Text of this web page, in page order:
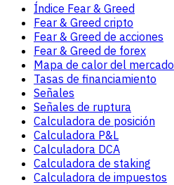
Índice Fear & Greed
Fear & Greed cripto
Fear & Greed de acciones
Fear & Greed de forex
Mapa de calor del mercado
Tasas de financiamiento
Señales
Señales de ruptura
Calculadora de posición
Calculadora P&L
Calculadora DCA
Calculadora de staking
Calculadora de impuestos